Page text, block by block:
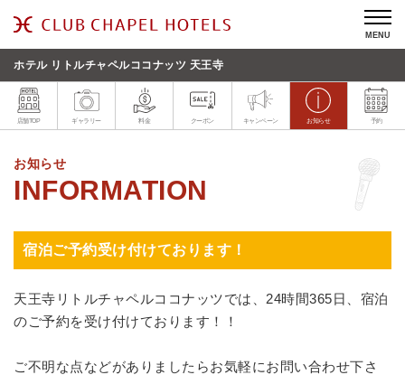
MENU
ホテル リトルチャペルココナッツ 天王寺
店舗TOP ギャラリー 料金 クーポン キャンペーン お知らせ 予約
お知らせ
宿泊ご予約受け付けております！
天王寺リトルチャペルココナッツでは、24時間365日、宿泊
のご予約を受け付けております！！
ご不明な点などがありましたらお気軽にお問い合わせ下さ